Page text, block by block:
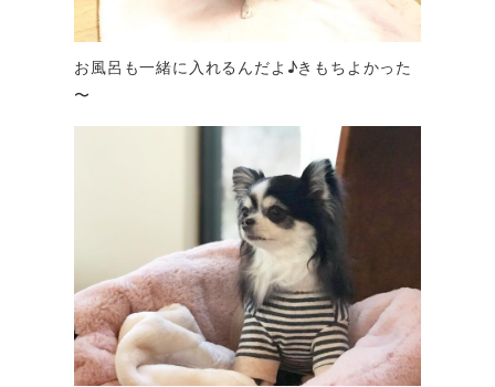
お風呂も一緒に入れるんだよ♪きもちよかった
〜